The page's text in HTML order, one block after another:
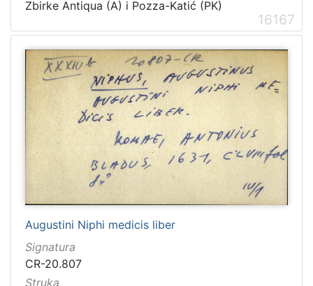
Zbirke Antiqua (A) i Pozza-Katić (PK)
16167
Augustini Niphi medicis liber
Signatura
CR-20.807
Struka